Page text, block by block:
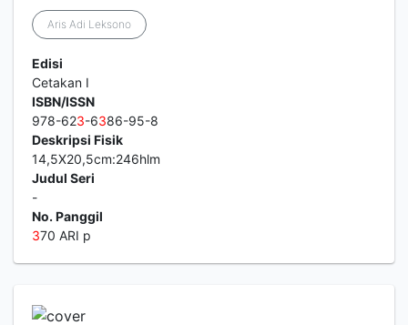
Aris Adi Leksono
Edisi
Cetakan I
ISBN/ISSN
978-623-6386-95-8
Deskripsi Fisik
14,5X20,5cm:246hlm
Judul Seri
-
No. Panggil
370 ARI p